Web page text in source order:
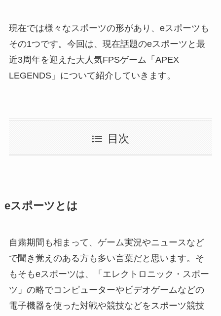
現在では様々なスポーツの形があり、eスポーツも
その1つです。今回は、現在話題のeスポーツと最
近3周年を迎えた大人気FPSゲーム「APEX
LEGENDS」について紹介していきます。
目次
eスポーツとは
自粛期間も相まって、ゲーム実況やニュースなど
で聞き覚えのある方も多い言葉だと思います。そ
もそもeスポーツは、「エレクトロニック・スポー
ツ」の略でコンピューターやビデオゲームなどの
電子機器を使った対戦や競技などをスポーツ競技